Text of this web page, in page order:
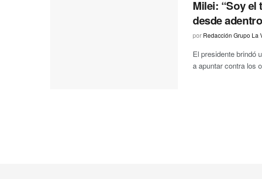
Milei: “Soy el
desde
por Redacción Grupo La
El presidente brindó
a apuntar contra los